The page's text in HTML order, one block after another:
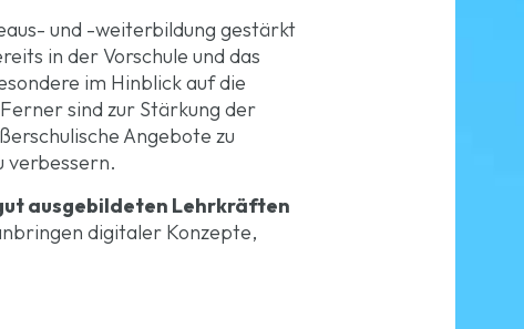
und -weiterbildung gestärkt
in der Vorschule und das
im Hinblick auf die
sind zur Stärkung der
Angebote zu
verbessern.
ausgebildeten Lehrkräften
digitaler Konzepte,